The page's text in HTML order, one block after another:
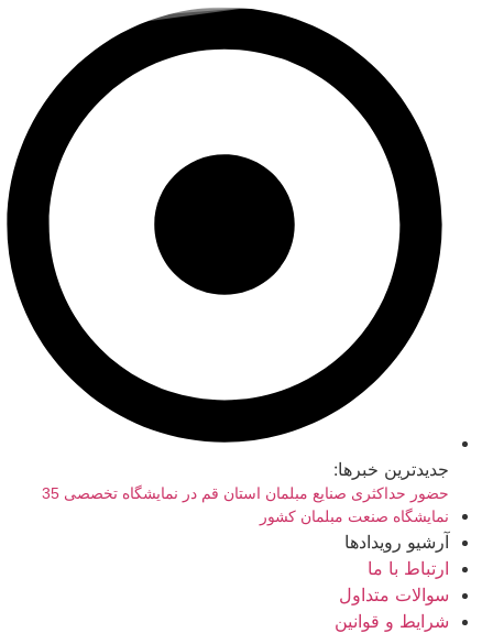
جدیدترین خبرها:
حضور حداکثری صنایع مبلمان استان قم در نمایشگاه تخصصی 35
نمایشگاه صنعت مبلمان کشور
آرشیو رویدادها
ارتباط با ما
سوالات متداول
شرایط و قوانین